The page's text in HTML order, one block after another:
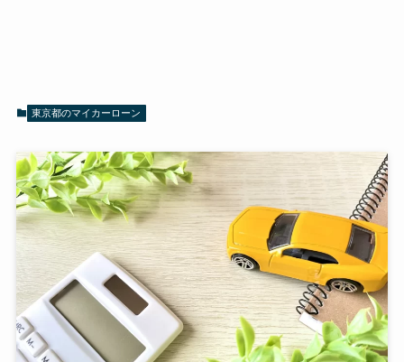
東京都のマイカーローン